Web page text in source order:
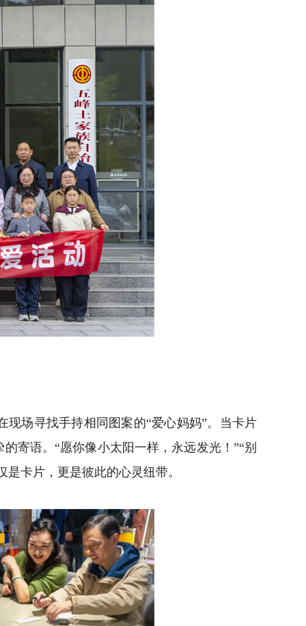
场寻找手持相同图案的“爱心妈妈”。当卡片
寄语。“愿你像小太阳一样，永远发光！”“别
卡片，更是彼此的心灵纽带。